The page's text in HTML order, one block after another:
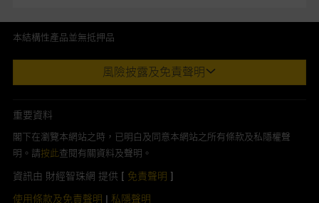
本網站雖連接第三者管理的網站，但麥格理集團並非授權網站瀏
部分可經本網站連結下載的軟件程式屬於第三者的產品。閣下使
用此等屬於第三者的軟件，須自負全責。此等軟件的使用，可能
受軟件持有人訂出的使用條款約束。
本結構性產品並無抵押品
此內容來自我們在所示日期時認為可靠之來源，且均以真誠提供。然
而，Macquarie Capital Limited (CE No. AAC 534)(「 MCL 」)不作陳
亦不為資料的準確程度、完整性及合時性負上責任。
本網址由香港證券及期貨事務監察委員會註冊交易商MCL提供。MCL為
本文所提及上市股份有關的Macquarie Bank Limited (ABN 46 008
及/或流通量提供者。本網站內容僅為香港居民設計，並只供香港市民使
用，不適用於美國人或其他國家之居民。本網址提供之任何資料包括任
風險披露及免責聲明
重要資料
閣下在瀏覽本網站之時，已明白及同意本網站之所有條款及私隱權聲
明。請按此查閱有關資料及聲明。
資訊由 財經智珠網 提供 [ 免責聲明 ]
使用條款及免責聲明 | 私隱聲明